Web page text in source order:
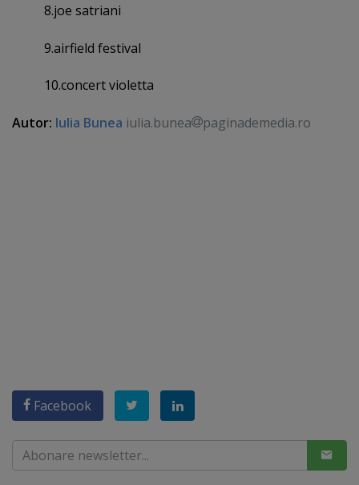
8.joe satriani
9.airfield festival
10.concert violetta
Autor: Iulia Bunea iulia.bunea paginademedia.ro
Facebook